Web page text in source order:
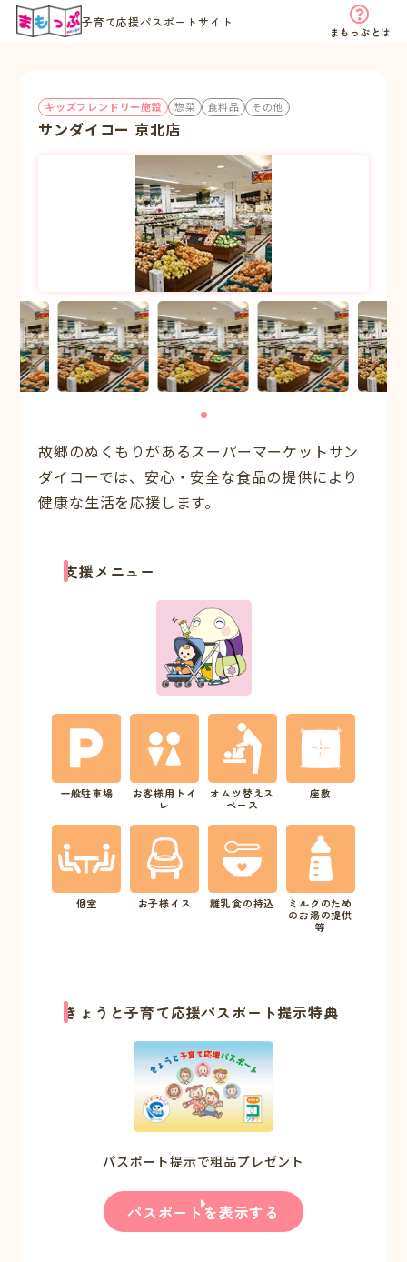
子育て応援パスポートサイト
まもっぷとは
キッズフレンドリー施設 惣菜 食料品 その他
サンダイコー 京北店
故郷のぬくもりがあるスーパーマーケットサン
ダイコーでは、安心・安全な食品の提供により
健康な生活を応援します。
支援メニュー
一般駐車場
お客様用トイ
レ
オムツ替えス
ペース
座敷
個室 お子様イス 離乳食の持込
ミルクのため
のお湯の提供
等
きょうと子育て応援パスポート提示特典
パスポート提示で粗品プレゼント
パスポートを表示する